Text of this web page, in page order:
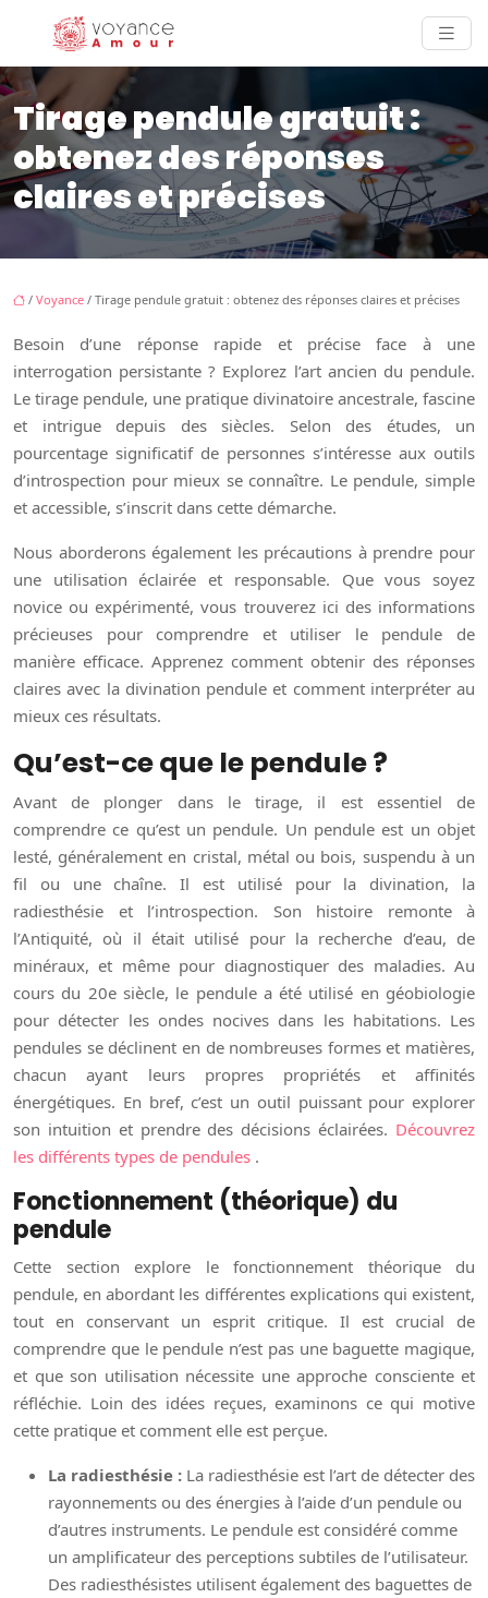
Tirage pendule gratuit :
obtenez des réponses
claires et précises
/ Voyance / Tirage pendule gratuit : obtenez des réponses claires et précises
Besoin d’une réponse rapide et précise face à une
interrogation persistante ? Explorez l’art ancien du pendule.
Le tirage pendule, une pratique divinatoire ancestrale, fascine
et intrigue depuis des siècles. Selon des études, un
pourcentage significatif de personnes s’intéresse aux outils
d’introspection pour mieux se connaître. Le pendule, simple
et accessible, s’inscrit dans cette démarche.
Nous aborderons également les précautions à prendre pour
une utilisation éclairée et responsable. Que vous soyez
novice ou expérimenté, vous trouverez ici des informations
précieuses pour comprendre et utiliser le pendule de
manière efficace. Apprenez comment obtenir des réponses
claires avec la divination pendule et comment interpréter au
mieux ces résultats.
Qu’est-ce que le pendule ?
Avant de plonger dans le tirage, il est essentiel de
comprendre ce qu’est un pendule. Un pendule est un objet
lesté, généralement en cristal, métal ou bois, suspendu à un
fil ou une chaîne. Il est utilisé pour la divination, la
radiesthésie et l’introspection. Son histoire remonte à
l’Antiquité, où il était utilisé pour la recherche d’eau, de
minéraux, et même pour diagnostiquer des maladies. Au
cours du 20e siècle, le pendule a été utilisé en géobiologie
pour détecter les ondes nocives dans les habitations. Les
pendules se déclinent en de nombreuses formes et matières,
chacun ayant leurs propres propriétés et affinités
énergétiques. En bref, c’est un outil puissant pour explorer
son intuition et prendre des décisions éclairées. Découvrez
les différents types de pendules .
Fonctionnement (théorique) du
pendule
Cette section explore le fonctionnement théorique du
pendule, en abordant les différentes explications qui existent,
tout en conservant un esprit critique. Il est crucial de
comprendre que le pendule n’est pas une baguette magique,
et que son utilisation nécessite une approche consciente et
réfléchie. Loin des idées reçues, examinons ce qui motive
cette pratique et comment elle est perçue.
La radiesthésie : La radiesthésie est l’art de détecter des
rayonnements ou des énergies à l’aide d’un pendule ou
d’autres instruments. Le pendule est considéré comme
un amplificateur des perceptions subtiles de l’utilisateur.
Des radiesthésistes utilisent également des baguettes de